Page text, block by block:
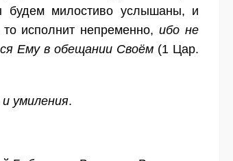
будем милостиво услышаны, и
исполнит непременно,ибо не
Ему в обещании Своём (1 Цар.
умиления.